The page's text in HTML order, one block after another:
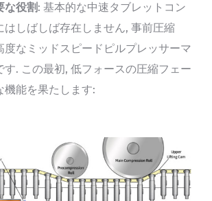
な役割: 基本的な中速タブレットコン
はしばしば存在しません, 事前圧縮
度なミッドスピードピルプレッサーマ
す. この最初, 低フォースの圧縮フェー
機能を果たします: